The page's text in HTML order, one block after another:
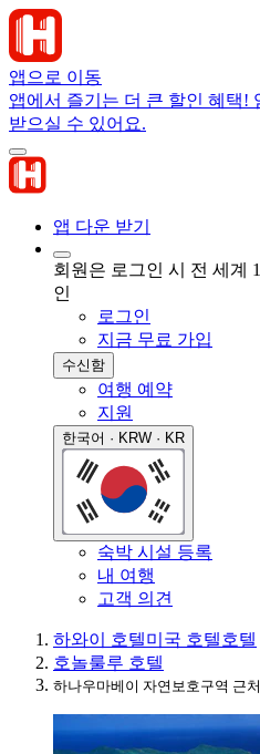
앱으로 이동
앱에서 즐기는 더 큰 할인 혜택!
받으실 수 있어요.
앱 다운 받기
회원은 로그인 시 전 세계
인
로그인
지금 무료 가입
수신함
여행 예약
지원
한국어 · KRW · KR
숙박 시설 등록
내 여행
고객 의견
하와이 호텔미국 호텔호텔
호놀룰루 호텔
하나우마베이 자연보호구역 근